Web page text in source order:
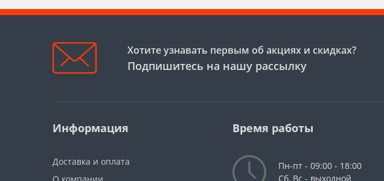
Хотите узнавать первым об акциях и скидках?
Подпишитесь на нашу рассылку
Информация
Доставка и оплата
Время работы
Пн-пт - 09:00 - 18:00
Сб, Вс - выходной